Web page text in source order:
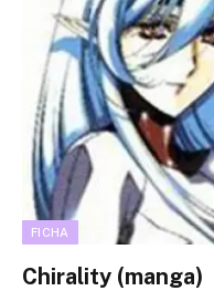
FICHA
Chirality (manga)